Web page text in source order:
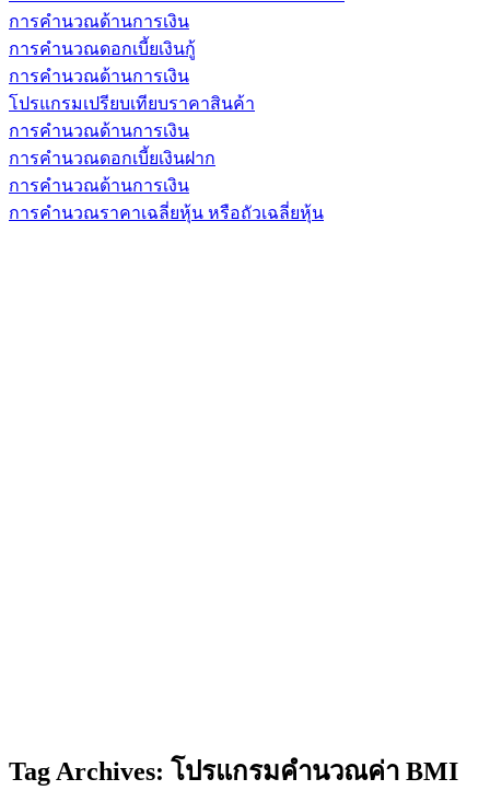
การคำนวณด้านการเงิน
การคำนวณดอกเบี้ยเงินกู้
การคำนวณด้านการเงิน
โปรแกรมเปรียบเทียบราคาสินค้า
การคำนวณด้านการเงิน
การคำนวณดอกเบี้ยเงินฝาก
การคำนวณด้านการเงิน
การคำนวณราคาเฉลี่ยหุ้น หรือถัวเฉลี่ยหุ้น
Tag Archives: โปรแกรมคำนวณค่า BMI